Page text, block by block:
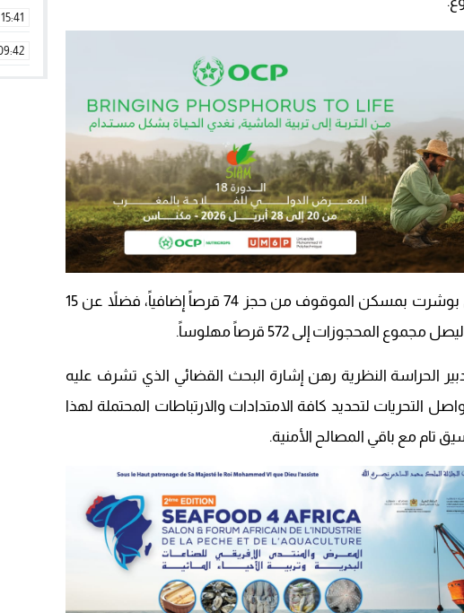
كما مكنت عملية التفتيش التي بوشرت بمسكن الموقوف من حجز 74 قرصاً إضافياً، فضلاً عن 15
المحجوزات إلى 572 قرصاً مهلوساً.
الحراسة النظرية رهن إشارة البحث القضائي الذي تشرف عليه
التحريات لتحديد كافة الامتدادات والارتباطات المحتملة لهذا
تام مع باقي المصالح الأمنية.
15:41